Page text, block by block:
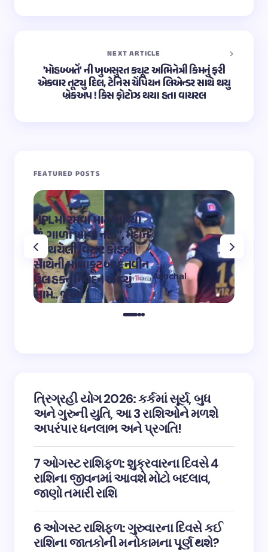
NEXT ARTICLE
'મોહબ્બતેં' ની ખુબસુરત ક્યૂટ અભિનેત્રી કિમનું ફરી
એકવાર તૂટ્યુ દિલ, ટેનિસ ચેંપિયન લિએન્ડર સાથે થયુ
બ્રેકઅપ ! કિસ ફોટોઝ થયા હતા વાયરલ
FEATURED POSTS
“IPLમાં રમવા માટે આવ્યો
છું, ગાળો ખાવા નહીં”, મેદાન
પર થયેલી વિરાટ કોહલી
સાથેની માથાકૂટ બાદ નવીન
ઉલ હકનું નિવેદન આવ્યું
સામે.. જુઓ
Aanchal
on 12:32 pm May 4,
2023
ત્રિગ્રહી યોગ 2026: કર્કમાં સૂર્ય, બુધ
અને ગુરુની યુતિ, આ 3 રાશિઓને મળશે
અપરંપાર ધનલાભ અને પ્રગતિ!
7 ઓગસ્ટ રાશિફળ: શુક્રવારના દિવસે 4
રાશિના જીવનમાં આવશે મોટો બદલાવ,
જાણો તમારી રાશિ
6 ઓગસ્ટ રાશિફળ: ગુરુવારના દિવસે કઈ
રાશિના જાતકોની મનોકામના પૂર્ણ થશે?